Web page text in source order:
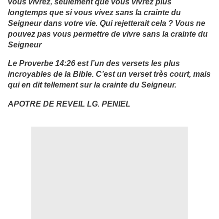
longtemps que si vous vivez sans la crainte du
Seigneur dans votre vie. Qui rejetterait cela ? Vous ne
pouvez pas vous permettre de vivre sans la crainte du
Seigneur
Le Proverbe 14:26 est l’un des versets les plus
incroyables de la Bible. C’est un verset très court, mais
qui en dit tellement sur la crainte du Seigneur.
APOTRE DE REVEIL LG. PENIEL